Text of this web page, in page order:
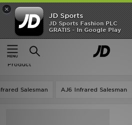
×
JD Sports
JD Sports Fashion PLC
GRATIS - In Google Play
Thuis
Sale | Adidas Originals SL
Sale | Adidas Originals SL
Product
Salesman AJ6 Infrared Salesman
New In
Heren
Dames